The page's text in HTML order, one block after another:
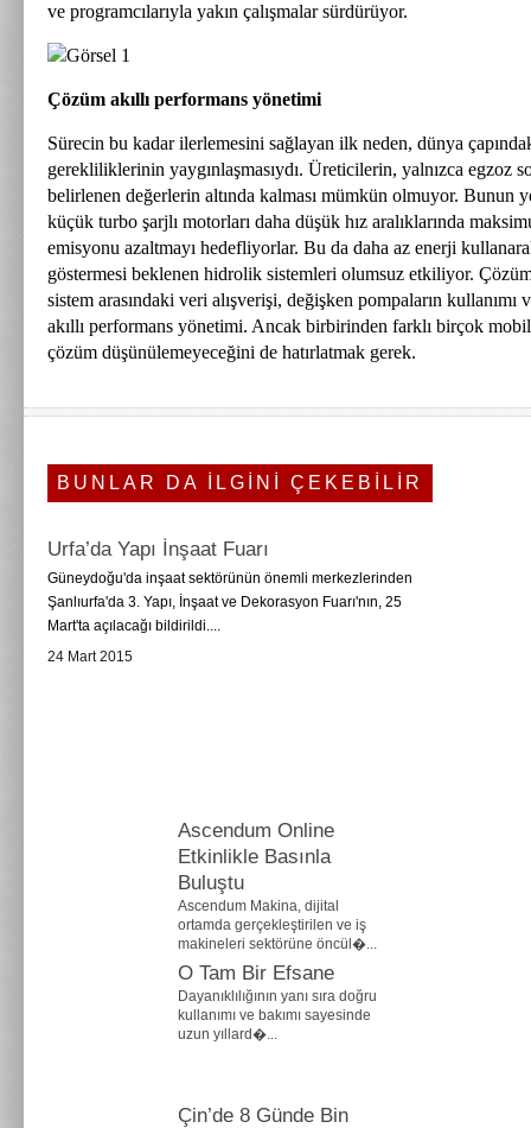
ve programcılarıyla yakın çalışmalar sürdürüyor.
Çözüm akıllı performans yönetimi
Sürecin bu kadar ilerlemesini sağlayan ilk neden, dünya
gerekliliklerinin yaygınlaşmasıydı. Üreticilerin, yalnızca egzoz
belirlenen değerlerin altında kalması mümkün olmuyor. Bunun
küçük turbo şarjlı motorları daha düşük hız aralıklarında
emisyonu azaltmayı hedefliyorlar. Bu da daha az enerji
göstermesi beklenen hidrolik sistemleri olumsuz etkiliyor.
sistem arasındaki veri alışverişi, değişken pompaların kullanımı
akıllı performans yönetimi. Ancak birbirinden farklı birçok
çözüm düşünülemeyeceğini de hatırlatmak gerek.
BUNLAR DA İLGİNİ ÇEKEBİLİR
Urfa’da Yapı İnşaat Fuarı
Güneydoğu'da inşaat sektörünün önemli merkezlerinden
Şanlıurfa'da 3. Yapı, İnşaat ve Dekorasyon Fuarı'nın, 25
Mart'ta açılacağı bildirildi....
24 Mart 2015
Ascendum Online
Etkinlikle Basınla
Buluştu
Ascendum Makina, dijital
ortamda gerçekleştirilen ve iş
makineleri sektörüne öncül�...
O Tam Bir Efsane
Dayanıklılığının yanı sıra doğru
kullanımı ve bakımı sayesinde
uzun yıllard�...
Çin’de 8 Günde Bin